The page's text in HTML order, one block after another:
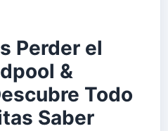
Perder el
&
Todo
Saber